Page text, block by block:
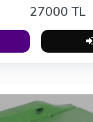
27000 TL